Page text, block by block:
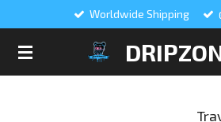
Worldwide Shipping